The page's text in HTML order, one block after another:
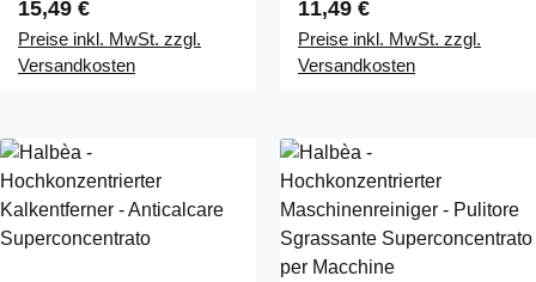
Regulärer Preis:
15,49 €
Preise inkl. MwSt. zzgl.
Versandkosten
Regulärer Preis:
11,49 €
Preise inkl. MwSt. zzgl.
Versandkosten